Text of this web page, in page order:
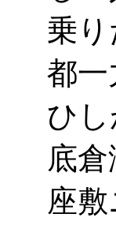
乗
都
ひ
底
座